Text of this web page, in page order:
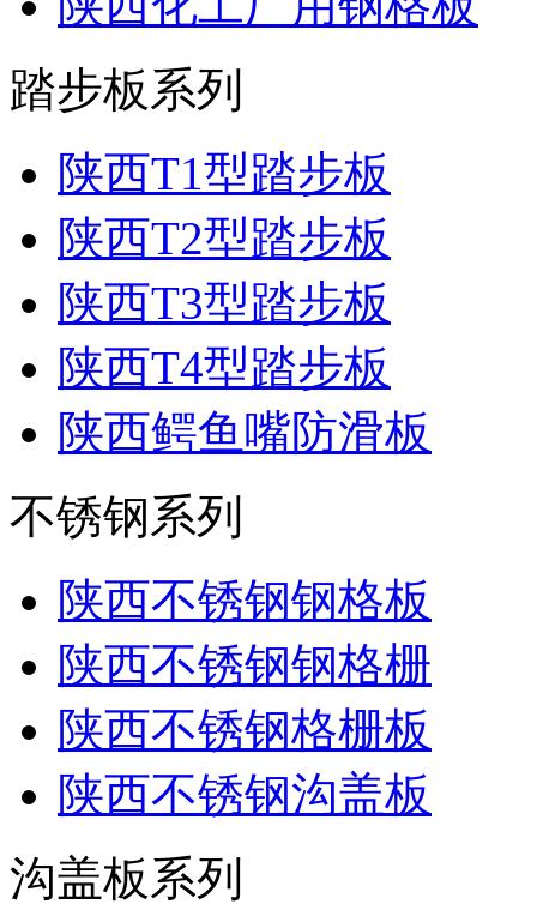
踏步板系列
陕西T1型踏步板
陕西T2型踏步板
陕西T3型踏步板
陕西T4型踏步板
陕西鳄鱼嘴防滑板
不锈钢系列
陕西不锈钢钢格板
陕西不锈钢钢格栅
陕西不锈钢格栅板
陕西不锈钢沟盖板
沟盖板系列